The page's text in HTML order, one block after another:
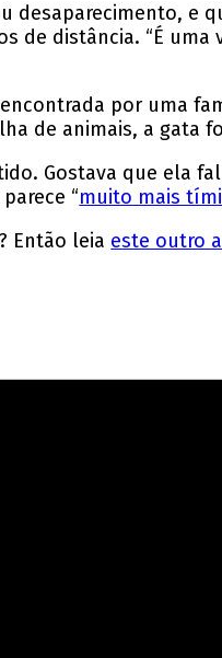
desaparecimento, e
de distância. “É
por uma
de animais, a gata
Gostava que ela
“muito mais
Então leia este outro